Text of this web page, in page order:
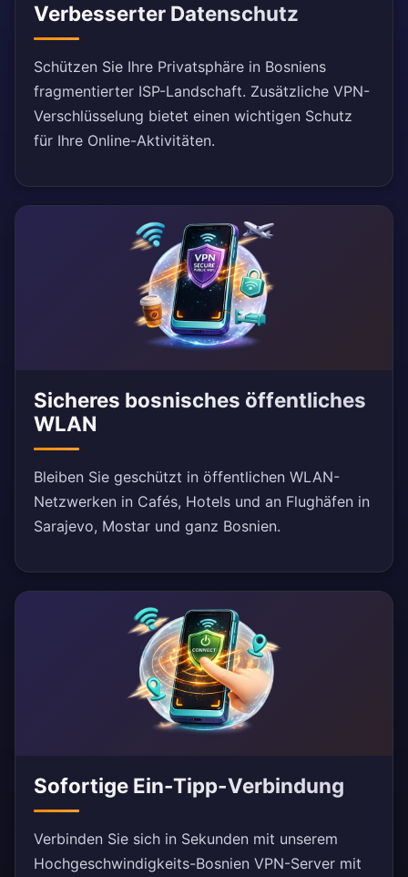
Verbesserter Datenschutz
Schützen Sie Ihre Privatsphäre in Bosniens
fragmentierter ISP-Landschaft. Zusätzliche VPN-
Verschlüsselung bietet einen wichtigen Schutz
für Ihre Online-Aktivitäten.
Sicheres bosnisches öffentliches
WLAN
Bleiben Sie geschützt in öffentlichen WLAN-
Netzwerken in Cafés, Hotels und an Flughäfen in
Sarajevo, Mostar und ganz Bosnien.
Sofortige Ein-Tipp-Verbindung
Verbinden Sie sich in Sekunden mit unserem
Hochgeschwindigkeits-Bosnien VPN-Server mit